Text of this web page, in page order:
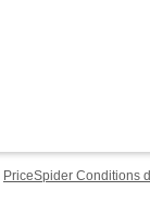
PriceSpider Conditions